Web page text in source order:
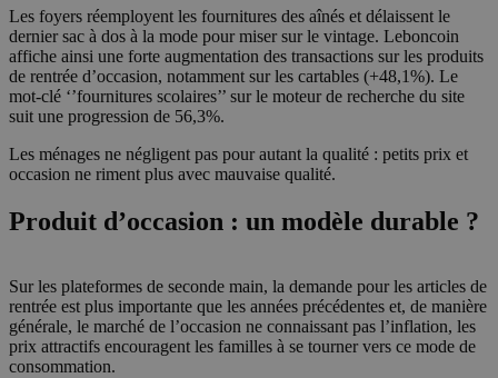
Les foyers réemployent les fournitures des aînés et délaissent le
dernier sac à dos à la mode pour miser sur le vintage. Leboncoin
affiche ainsi une forte augmentation des transactions sur les produits
de rentrée d’occasion, notamment sur les cartables (+48,1%). Le
mot-clé ‘’fournitures scolaires’’ sur le moteur de recherche du site
suit une progression de 56,3%.
Les ménages ne négligent pas pour autant la qualité : petits prix et
occasion ne riment plus avec mauvaise qualité.
Produit d’occasion : un modèle durable ?
Sur les plateformes de seconde main, la demande pour les articles de
rentrée est plus importante que les années précédentes et, de manière
générale, le marché de l’occasion ne connaissant pas l’inflation, les
prix attractifs encouragent les familles à se tourner vers ce mode de
consommation.